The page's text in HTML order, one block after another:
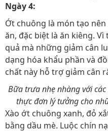
Ngày 4:
Ớt chuông là món tạo
ăn, đặc biệt là ăn kiêng.
quả mà những giảm cân
dạng hóa khẩu phần và
chất này hỗ trợ giảm cân
Bữa trưa nhẹ nhàng với
thực đơn lý tưởng cho
Xào ớt chuông xanh, đỏ
bằng dầu mè. Luộc chín